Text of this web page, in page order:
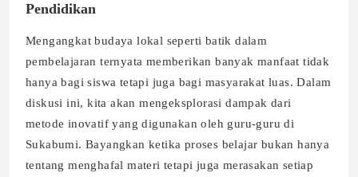
Pendidikan
Mengangkat budaya lokal seperti batik dalam
pembelajaran ternyata memberikan banyak manfaat tidak
hanya bagi siswa tetapi juga bagi masyarakat luas. Dalam
diskusi ini, kita akan mengeksplorasi dampak dari
metode inovatif yang digunakan oleh guru-guru di
Sukabumi. Bayangkan ketika proses belajar bukan hanya
tentang menghafal materi tetapi juga merasakan setiap